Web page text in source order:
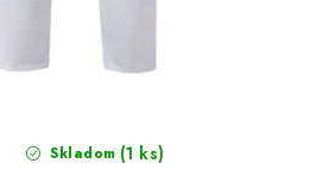
Skladom (1 ks)